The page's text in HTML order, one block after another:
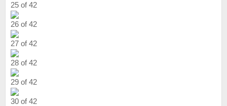
25 of 42
26 of 42
27 of 42
28 of 42
29 of 42
30 of 42